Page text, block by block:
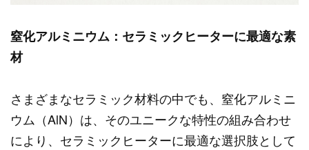
窒化アルミニウム：セラミックヒーターに最適な素
材
さまざまなセラミック材料の中でも、窒化アルミニ
ウム（AlN）は、そのユニークな特性の組み合わせ
により、セラミックヒーターに最適な選択肢として